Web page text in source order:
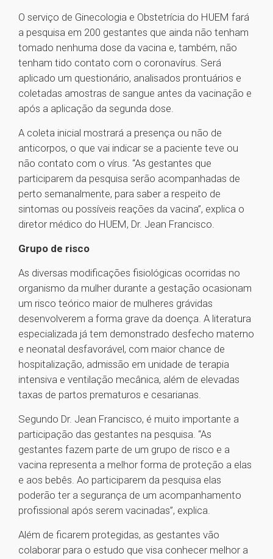
O serviço de Ginecologia e Obstetrícia do HUEM fará
a pesquisa em 200 gestantes que ainda não tenham
tomado nenhuma dose da vacina e, também, não
tenham tido contato com o coronavírus. Será
aplicado um questionário, analisados prontuários e
coletadas amostras de sangue antes da vacinação e
após a aplicação da segunda dose.
A coleta inicial mostrará a presença ou não de
anticorpos, o que vai indicar se a paciente teve ou
não contato com o vírus. “As gestantes que
participarem da pesquisa serão acompanhadas de
perto semanalmente, para saber a respeito de
sintomas ou possíveis reações da vacina”, explica o
diretor médico do HUEM, Dr. Jean Francisco.
Grupo de risco
As diversas modificações fisiológicas ocorridas no
organismo da mulher durante a gestação ocasionam
um risco teórico maior de mulheres grávidas
desenvolverem a forma grave da doença. A literatura
especializada já tem demonstrado desfecho materno
e neonatal desfavorável, com maior chance de
hospitalização, admissão em unidade de terapia
intensiva e ventilação mecânica, além de elevadas
taxas de partos prematuros e cesarianas.
Segundo Dr. Jean Francisco, é muito importante a
participação das gestantes na pesquisa. “As
gestantes fazem parte de um grupo de risco e a
vacina representa a melhor forma de proteção a elas
e aos bebês. Ao participarem da pesquisa elas
poderão ter a segurança de um acompanhamento
profissional após serem vacinadas”, explica.
Além de ficarem protegidas, as gestantes vão
colaborar para o estudo que visa conhecer melhor a